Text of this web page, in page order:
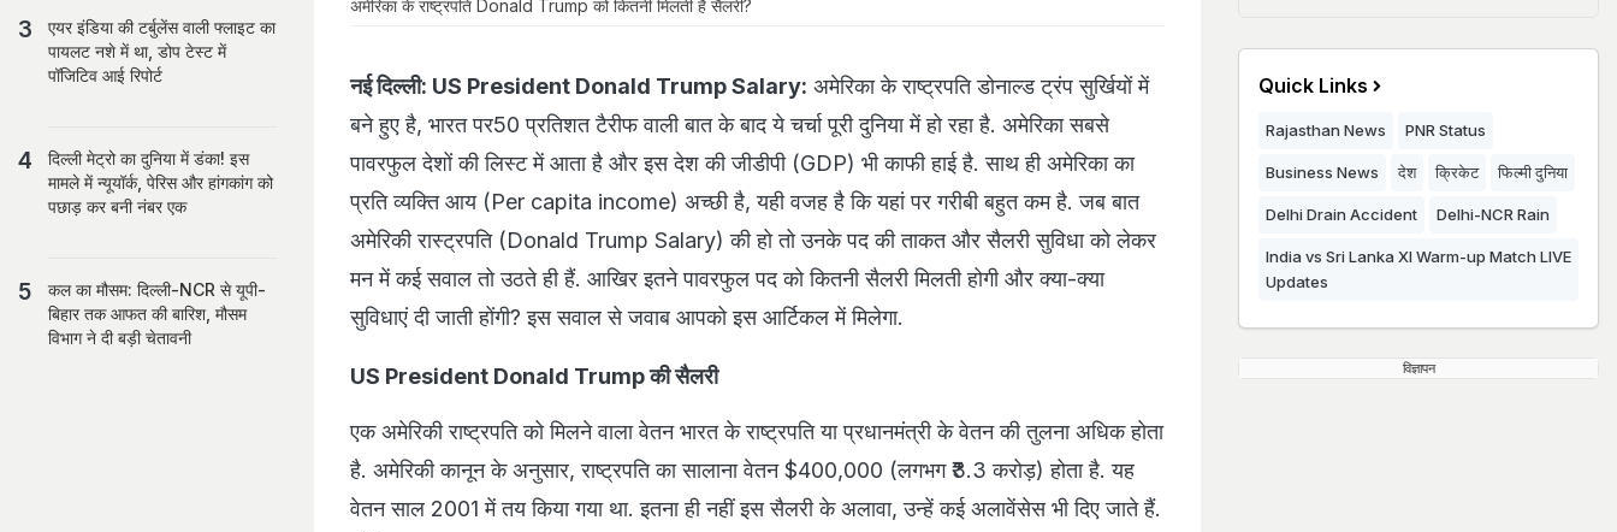
अमेरिका के राष्ट्रपति Donald Trump को कितनी मिलती है सैलरी?
नई दिल्ली: US President Donald Trump Salary: अमेरिका के राष्ट्रपति डोनाल्ड ट्रंप सुर्खियों में
बने हुए है, भारत पर50 प्रतिशत टैरीफ वाली बात के बाद ये चर्चा पूरी दुनिया में हो रहा है. अमेरिका सबसे
पावरफुल देशों की लिस्ट में आता है और इस देश की जीडीपी (GDP) भी काफी हाई है. साथ ही अमेरिका का
प्रति व्यक्ति आय (Per capita income) अच्छी है, यही वजह है कि यहां पर गरीबी बहुत कम है. जब बात
अमेरिकी रास्ट्रपति (Donald Trump Salary) की हो तो उनके पद की ताकत और सैलरी सुविधा को लेकर
मन में कई सवाल तो उठते ही हैं. आखिर इतने पावरफुल पद को कितनी सैलरी मिलती होगी और क्या-क्या
सुविधाएं दी जाती होंगी? इस सवाल से जवाब आपको इस आर्टिकल में मिलेगा.
US President Donald Trump की सैलरी
एक अमेरिकी राष्ट्रपति को मिलने वाला वेतन भारत के राष्ट्रपति या प्रधानमंत्री के वेतन की तुलना अधिक होता
है. अमेरिकी कानून के अनुसार, राष्ट्रपति का सालाना वेतन $400,000 (लगभग ₹3.3 करोड़) होता है. यह
वेतन साल 2001 में तय किया गया था. इतना ही नहीं इस सैलरी के अलावा, उन्हें कई अलावेंसेस भी दिए जाते हैं.
एयर इंडिया की टर्बुलेंस वाली फ्लाइट का
पायलट नशे में था, डोप टेस्ट में
पॉजिटिव आई रिपोर्ट
दिल्ली मेट्रो का दुनिया में डंका! इस
मामले में न्यूयॉर्क, पेरिस और हांगकांग को
पछाड़ कर बनी नंबर एक
कल का मौसम: दिल्ली-NCR से यूपी-
बिहार तक आफत की बारिश, मौसम
विभाग ने दी बड़ी चेतावनी
Quick Links
Rajasthan News PNR Status
Business News देश क्रिकेट फिल्मी दुनिया
Delhi Drain Accident Delhi-NCR Rain
India vs Sri Lanka XI Warm-up Match LIVE
Updates
विज्ञापन